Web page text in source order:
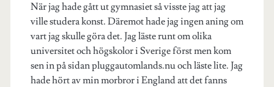
När jag hade gått ut gymnasiet så visste jag att jag
ville studera konst. Däremot hade jag ingen aning om
vart jag skulle göra det. Jag läste runt om olika
universitet och högskolor i Sverige först men kom
sen in på sidan pluggautomlands.nu och läste lite. Jag
hade hört av min morbror i England att det fanns